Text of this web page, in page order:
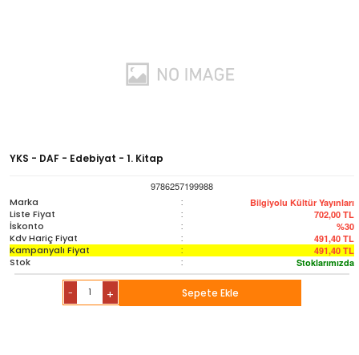
YKS - DAF - Edebiyat - 1. Kitap
9786257199988
Marka
: Bilgiyolu Kültür Yayınları
Liste Fiyat : 702,00 TL
İskonto : %30
Kdv Hariç Fiyat : 491,40 TL
Kampanyalı Fiyat : 491,40 TL
Stok : Stoklarımızda
- + Sepete Ekle